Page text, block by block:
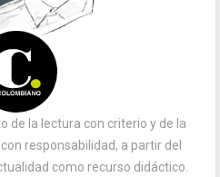
de la lectura con criterio y de la
responsabilidad, a partir del
como recurso didáctico.